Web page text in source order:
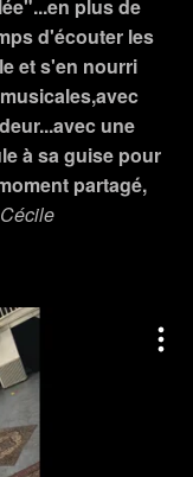
plus de
d'écouter les
et s'en nourri
une
à sa guise pour
partagé,
Cécile